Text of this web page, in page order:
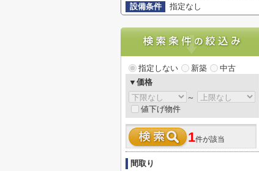
設備条件
指定なし
指定しない 新築
中古
▼価格
～
値下げ物件
1件が該当
間取り